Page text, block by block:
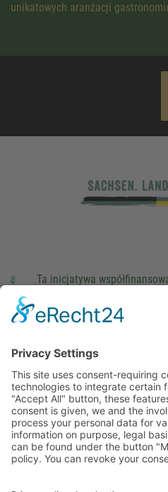
unikatowych aranżacji
Ta inicjatywa
parlamentarzystów
stopka redakcyjna
This site uses consent-requiring
technologies to integrate certain
"Accept All" button, these
After consent is given, we and
companies process your